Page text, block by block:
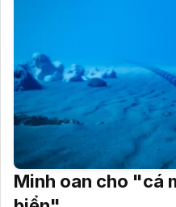
Minh oan cho "cá